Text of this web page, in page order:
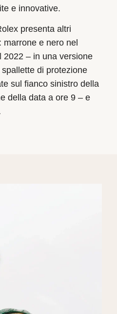
e innovative.
presenta altri
e nero nel
2022 – in una versione
di protezione
sul fianco sinistro della
della data a ore 9 – e